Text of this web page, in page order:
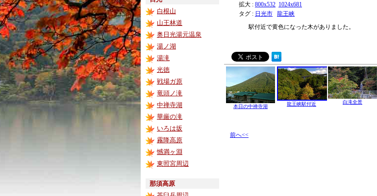
白根山
山王林道
奥日光湯元温泉
湯ノ湖
湯滝
光徳
戦場ガ原
竜頭ノ滝
中禅寺湖
華厳の滝
いろは坂
霧降高原
憾満ヶ淵
東照宮周辺
那須高原
拡大 : 800x532 1024x681
タグ : 日光市
龍王峡
駅付近で黄色になった木がありました。
本日の中禅寺湖 龍王峡駅付近 白滝全景
前へ<<